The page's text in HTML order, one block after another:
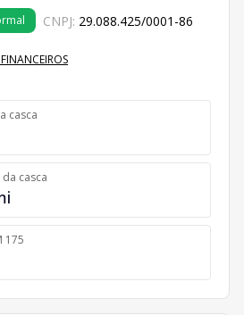
CNPJ: 29.088.425/0001-86
casca
casca
175